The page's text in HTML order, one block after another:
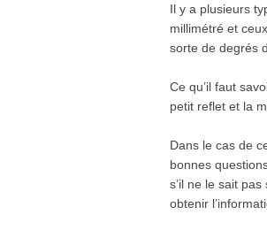
Il y a plusieurs
millimétré et
sorte de degrés
Ce qu’il faut
petit reflet et la
Dans le cas de
bonnes
s’il ne le sait
obtenir